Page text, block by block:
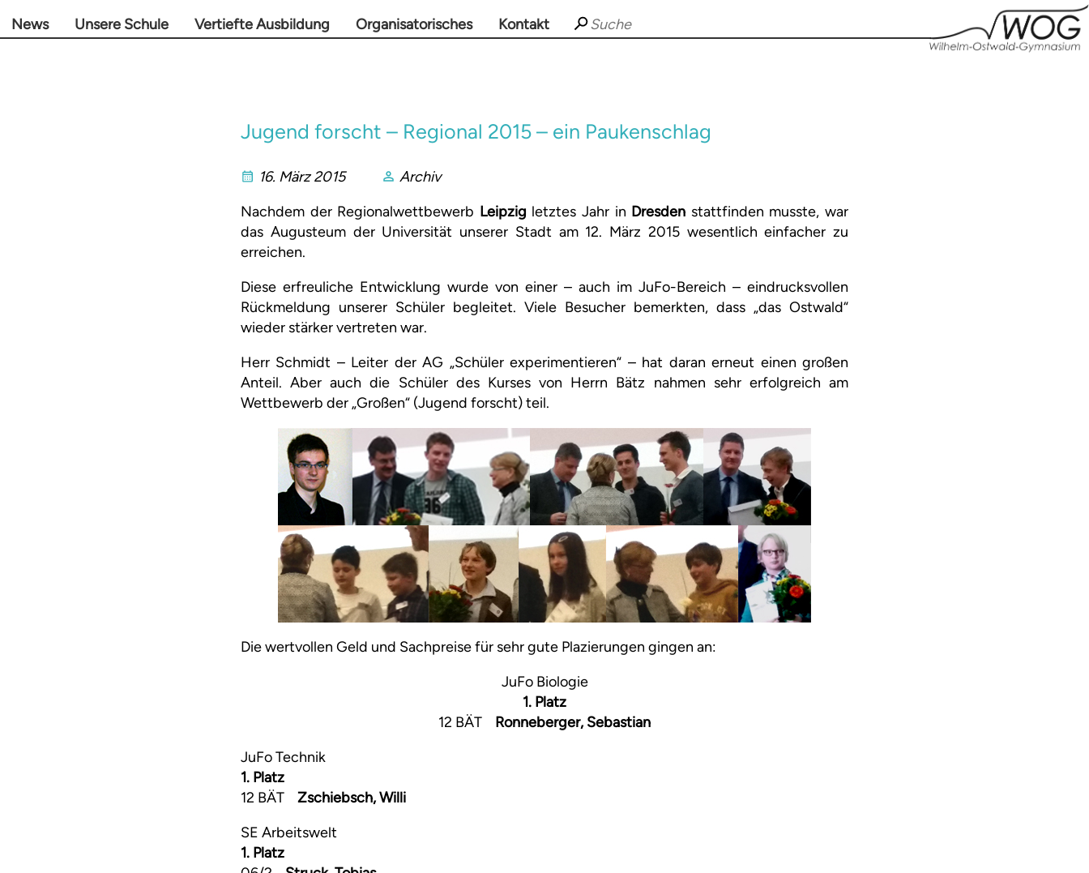
News Unsere Schule Vertiefte Ausbildung Organisatorisches Kontakt
Jugend forscht – Regional 2015 – ein Paukenschlag
16. März 2015
Archiv
Nachdem der Regionalwettbewerb Leipzig letztes Jahr in Dresden stattfinden musste, war
das Augusteum der Universität unserer Stadt am 12. März 2015 wesentlich einfacher zu
erreichen.
Diese erfreuliche Entwicklung wurde von einer – auch im JuFo-Bereich – eindrucksvollen
Rückmeldung unserer Schüler begleitet. Viele Besucher bemerkten, dass „das Ostwald“
wieder stärker vertreten war.
Herr Schmidt – Leiter der AG „Schüler experimentieren“ – hat daran erneut einen großen
Anteil. Aber auch die Schüler des Kurses von Herrn Bätz nahmen sehr erfolgreich am
Wettbewerb der „Großen“ (Jugend forscht) teil.
Die wertvollen Geld und Sachpreise für sehr gute Plazierungen gingen an:
JuFo Biologie
1. Platz
12 BÄT Ronneberger, Sebastian
JuFo Technik
1. Platz
12 BÄT Zschiebsch, Willi
SE Arbeitswelt
1. Platz